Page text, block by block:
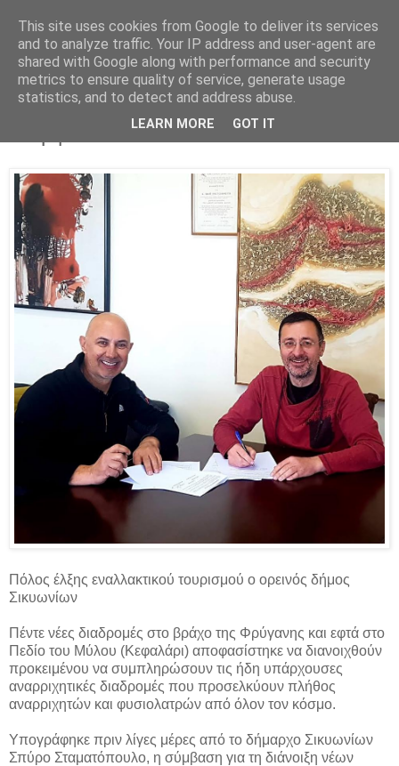
Parakato.gr
Νέες αναρριχητικές διαδρομές στη
Πόλος έλξης εναλλακτικού τουρισμού ο ορεινός δήμος
Σικυωνίων
Πέντε νέες διαδρομές στο βράχο της Φρύγανης και εφτά στο
Πεδίο του Μύλου (Κεφαλάρι) αποφασίστηκε να διανοιχθούν
προκειμένου να συμπληρώσουν τις ήδη υπάρχουσες
αναρριχητικές διαδρομές που προσελκύουν πλήθος
αναρριχητών και φυσιολατρών από όλον τον κόσμο.
Υπογράφηκε πριν λίγες μέρες από το δήμαρχο Σικυωνίων
Σπύρο Σταματόπουλο, η σύμβαση για τη διάνοιξη νέων
This site uses cookies from Google to deliver its services
and to analyze traffic. Your IP address and user-agent are
shared with Google along with performance and security
metrics to ensure quality of service, generate usage
statistics, and to detect and address abuse.
LEARN MORE GOT IT